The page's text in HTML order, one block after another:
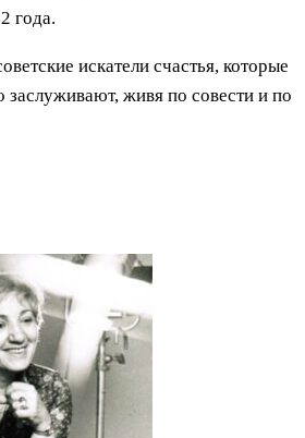
года.
искатели счастья, которые
заслуживают, живя по совести и по